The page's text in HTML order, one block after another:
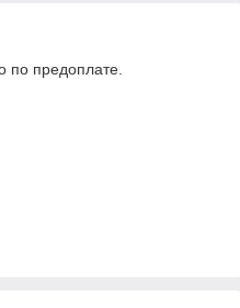
по предоплате.